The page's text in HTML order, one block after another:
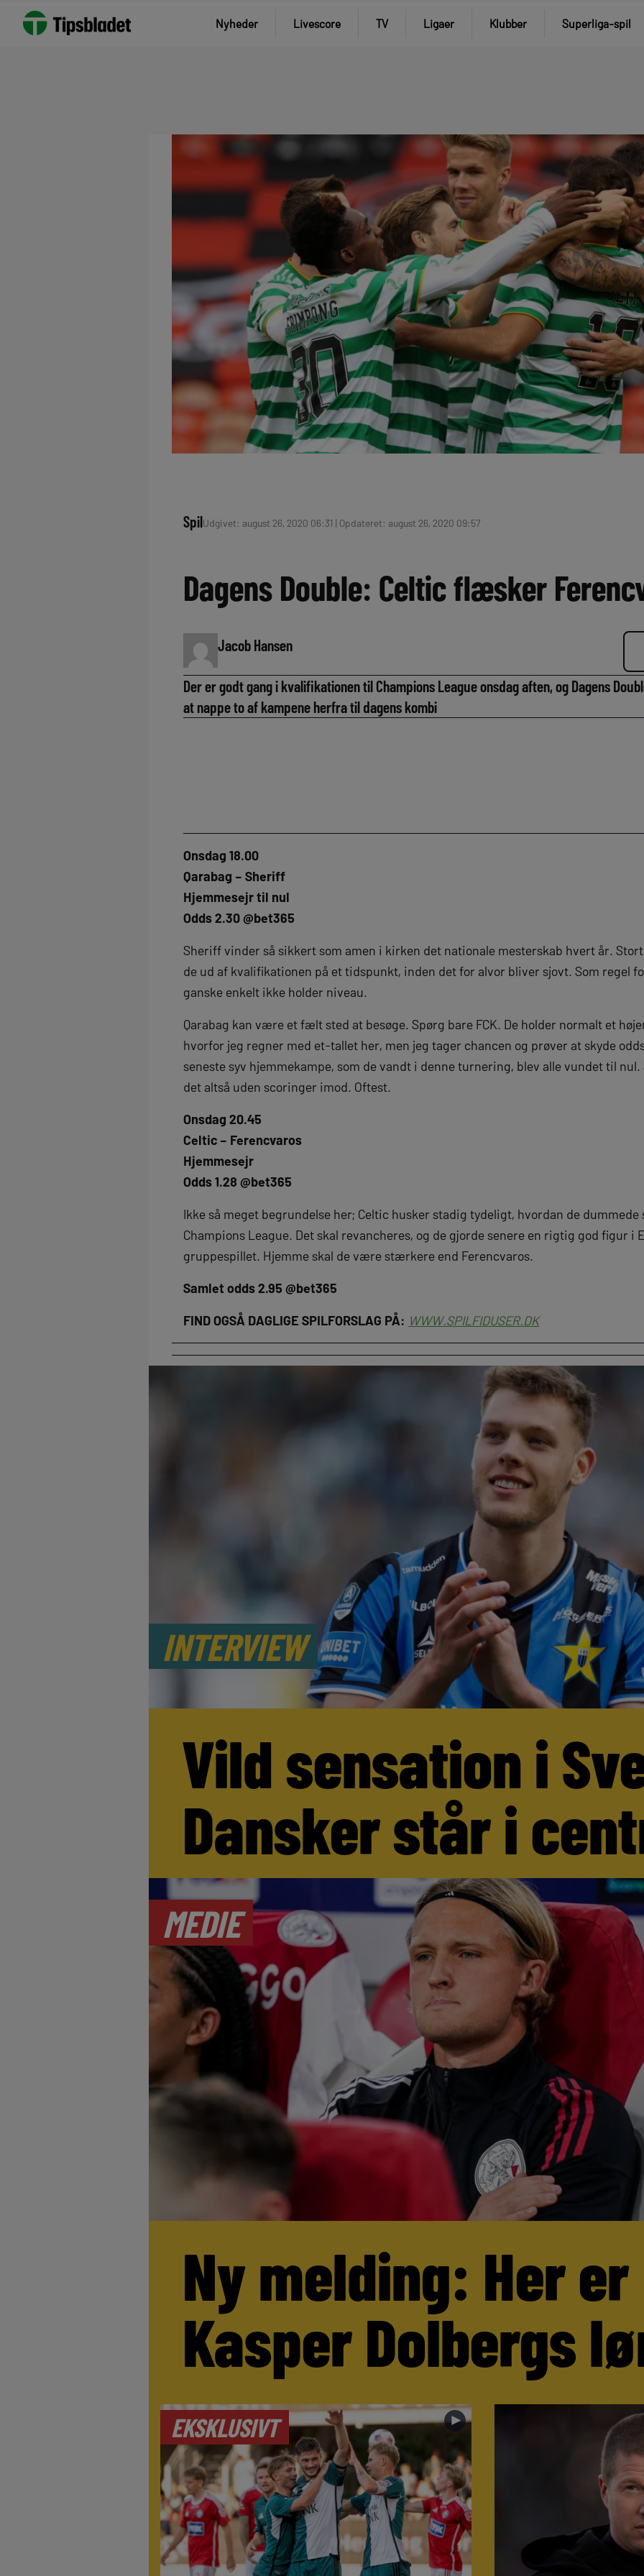
Nyheder Livescore TV Ligaer Klubber Superliga-spil
SpilUdgivet: august 26, 2020 06:31 | Opdateret: august 26, 2020 09:57
Dagens Double: Celtic flæsker
Jacob Hansen
Der er godt gang i kvalifikationen til Champions League onsdag aften, og Dagens
at nappe to af kampene herfra til dagens kombi
Onsdag 18.00
Qarabag – Sheriff
Hjemmesejr til nul
Odds 2.30 @bet365
Sheriff vinder så sikkert som amen i kirken det nationale mesterskab hvert år.
de ud af kvalifikationen på et tidspunkt, inden det for alvor bliver sjovt. Som regel
ganske enkelt ikke holder niveau.
Qarabag kan være et fælt sted at besøge. Spørg bare FCK. De holder normalt et
hvorfor jeg regner med et-tallet her, men jeg tager chancen og prøver at skyde
seneste syv hjemmekampe, som de vandt i denne turnering, blev alle vundet til
det altså uden scoringer imod. Oftest.
Onsdag 20.45
Celtic – Ferencvaros
Hjemmesejr
Odds 1.28 @bet365
Ikke så meget begrundelse her; Celtic husker stadig tydeligt, hvordan de dummede
Champions League. Det skal revancheres, og de gjorde senere en rigtig god figur i
gruppespillet. Hjemme skal de være stærkere end Ferencvaros.
Samlet odds 2.95 @bet365
FIND OGSÅ DAGLIGE SPILFORSLAG PÅ: WWW.SPILFIDUSER.DK
INTERVIEW
Vild sensation i
Dansker står i
MEDIE
Ny melding: Her er
Kasper Dolbergs
EKSKLUSIVT ►